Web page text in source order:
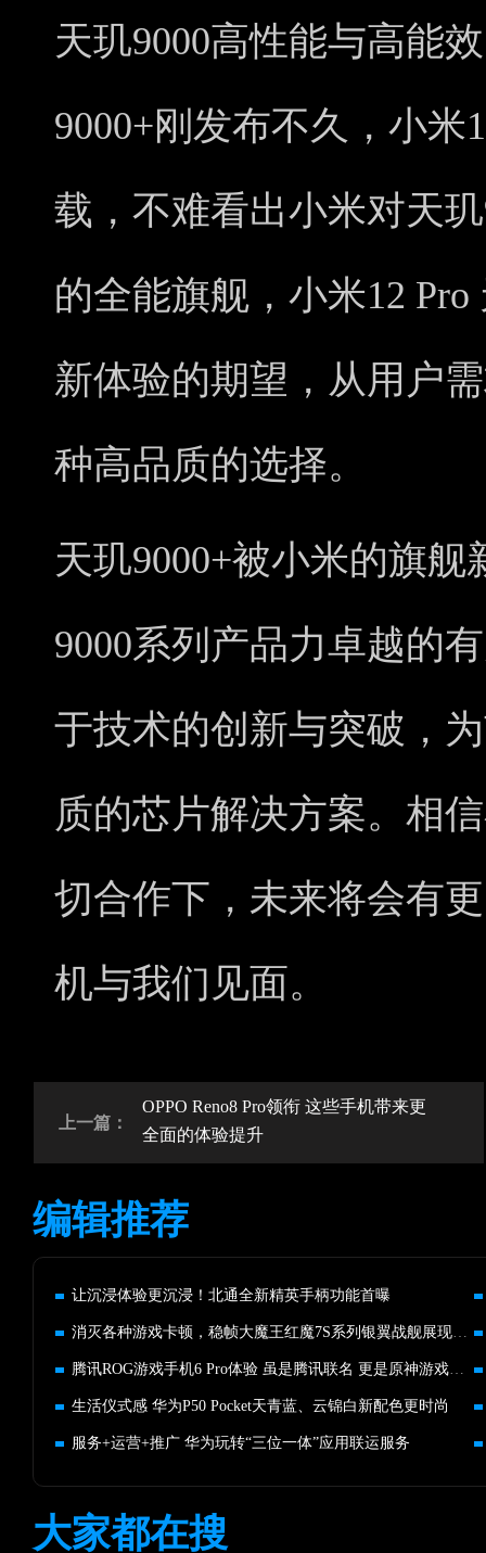
天玑9000高性能与高能
9000+刚发布不久，小米
载，不难看出小米对天
的全能旗舰，小米12
新体验的期望，从用户
种高品质的选择。
天玑9000+被小米的旗
9000系列产品力卓越的
于技术的创新与突破，
质的芯片解决方案。相
切合作下，未来将会有
机与我们见面。
上一篇：
OPPO Reno8 Pro领衔 这些手机带来更
全面的体验提升
编辑推荐
让沉浸体验更沉浸！北通全新精英手柄功能首曝
消灭各种游戏卡顿，稳帧大魔王红魔7S系列银翼战舰展现硬核美学
腾讯ROG游戏手机6 Pro体验 虽是腾讯联名 更是原神游戏神机
生活仪式感 华为P50 Pocket天青蓝、云锦白新配色更时尚
服务+运营+推广 华为玩转“三位一体”应用联运服务
大家都在搜